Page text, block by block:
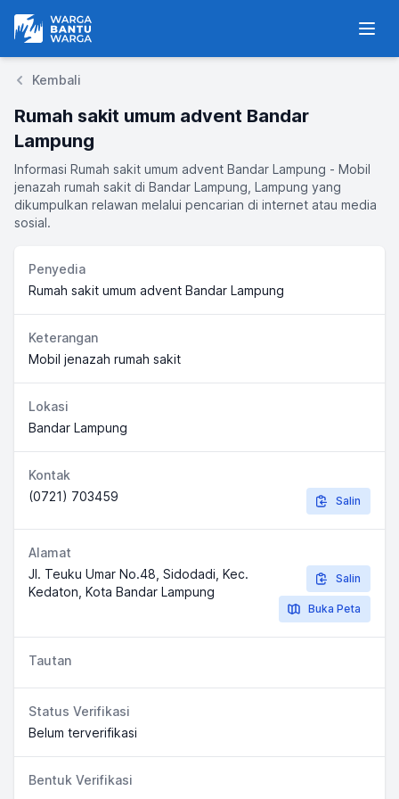
Warga Bantu Warga
Kembali
Rumah sakit umum advent Bandar
Lampung
Informasi Rumah sakit umum advent Bandar Lampung - Mobil
jenazah rumah sakit di Bandar Lampung, Lampung yang
dikumpulkan relawan melalui pencarian di internet atau media
sosial.
Penyedia
Rumah sakit umum advent Bandar Lampung
Keterangan
Mobil jenazah rumah sakit
Lokasi
Bandar Lampung
Kontak
(0721) 703459
Salin
Alamat
Jl. Teuku Umar No.48, Sidodadi, Kec.
Kedaton, Kota Bandar Lampung
Salin
Buka Peta
Tautan
Status Verifikasi
Belum terverifikasi
Bentuk Verifikasi